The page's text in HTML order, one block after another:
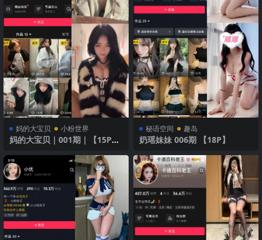
妈的大宝贝 小粉世界
妈的大宝贝｜001期｜【15P11
秘语空间 趣岛
奶瑶妹妹 006期 【18P】